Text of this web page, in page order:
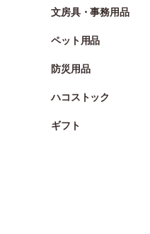
文房具・事務用品
ペット用品
防災用品
ハコストック
ギフト